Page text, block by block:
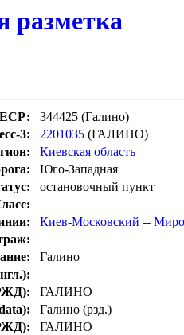
разметка
344425 (Галино)
3:
2201035 (ГАЛИНО)
Киевская область
Юго-Западная
остановочный пункт
Киев-Московский --
Галино
ГАЛИНО
Галино (рзд.)
ГАЛИНО